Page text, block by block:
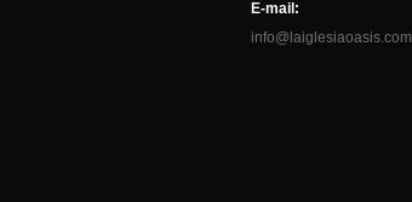
E-mail:
info@laiglesiaoasis.com